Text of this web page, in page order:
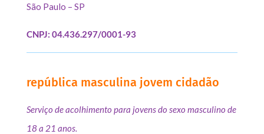
São Paulo – SP
CNPJ: 04.436.297/0001-93
república masculina jovem cidadão
Serviço de acolhimento para jovens do sexo masculino de
18 a 21 anos.